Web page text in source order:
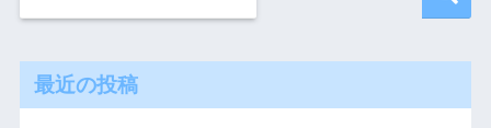
最近の投稿